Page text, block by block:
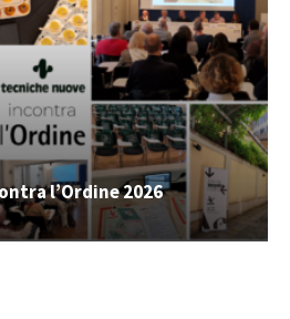
l’Ordine 2026